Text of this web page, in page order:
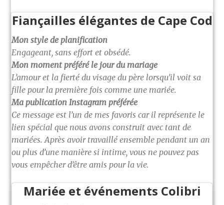
Fiançailles élégantes de Cape Cod
Mon style de planification
Engageant, sans effort et obsédé.
Mon moment préféré le jour du mariage
L’amour et la fierté du visage du père lorsqu’il voit sa
fille pour la première fois comme une mariée.
Ma publication Instagram préférée
Ce message est l’un de mes favoris car il représente le
lien spécial que nous avons construit avec tant de
mariées. Après avoir travaillé ensemble pendant un an
ou plus d’une manière si intime, vous ne pouvez pas
vous empêcher d’être amis pour la vie.
Mariée et événements Colibri